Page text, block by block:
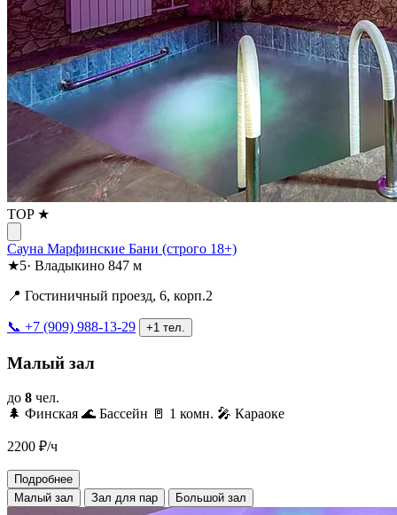
TOP ★
Сауна Марфинские Бани (строго 18+)
★5· Владыкино 847 м
📍 Гостиничный проезд, 6, корп.2
📞 +7 (909) 988-13-29 +1 тел.
Малый зал
до 8 чел.
🌲 Финская 🌊 Бассейн 🚪 1 комн. 🎤 Караоке
2200 ₽/ч
Подробнее
Малый зал
Зал для пар Большой зал